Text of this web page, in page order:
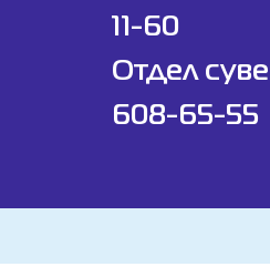
11-60
Отдел
608-65-55